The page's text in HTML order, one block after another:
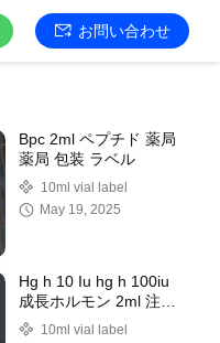
お問い合わせ
Bpc 2ml ペプチド 薬局
薬局 包装 ラベル
10ml vial label
May 19, 2025
Hg h 10 Iu hg h 100iu
成長ホルモン 2ml 注射
用ラベル
10ml vial label